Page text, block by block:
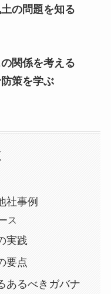
の問題を知る
関係を考える
策を学ぶ
社事例
ス
実践
要点
あるべきガバナ